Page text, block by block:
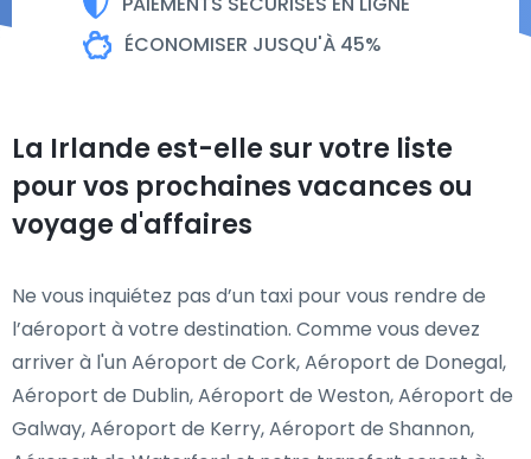
ÉCONOMISER JUSQU'À 45%
La Irlande est-elle sur votre liste
pour vos prochaines vacances ou
voyage d'affaires
Ne vous inquiétez pas d’un taxi pour vous rendre de
l’aéroport à votre destination. Comme vous devez
arriver à l'un Aéroport de Cork, Aéroport de Donegal,
Aéroport de Dublin, Aéroport de Weston, Aéroport de
Galway, Aéroport de Kerry, Aéroport de Shannon,